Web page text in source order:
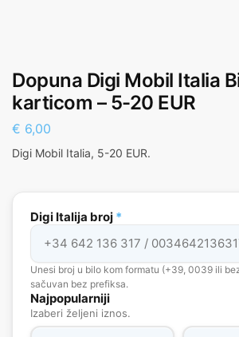
Dopuna Digi Mobil Italia
karticom – 5-20 EUR
€ 6,00
Digi Mobil Italia, 5-20 EUR.
Digi Italija broj *
Unesi broj u bilo kom formatu (+39, 0039 ili
sačuvan bez prefiksa.
Najpopularniji
Izaberi željeni iznos.